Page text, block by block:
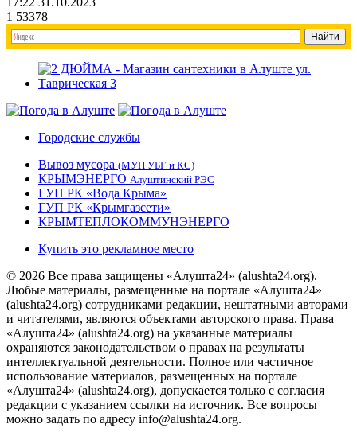
1 53378
Городские службы
Вывоз мусора (МУП УБГ и КС)
КРЫМЭНЕРГО Алуштинский РЭС
ГУП РК «Вода Крыма»
ГУП РК «Крымгазсети»
КРЫМТЕПЛОКОММУНЭНЕРГО
Купить это рекламное место
© 2026 Все права защищены «Алушта24» (alushta24.org).
Любые материалы, размещенные на портале «Алушта24»
(alushta24.org) сотрудниками редакции, нештатными авторами
и читателями, являются объектами авторского права. Права
«Алушта24» (alushta24.org) на указанные материалы
охраняются законодательством о правах на результаты
интеллектуальной деятельности. Полное или частичное
использование материалов, размещенных на портале
«Алушта24» (alushta24.org), допускается только с согласия
редакции с указанием ссылки на источник. Все вопросы
можно задать по адресу info@alushta24.org.